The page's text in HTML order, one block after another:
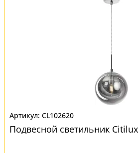
CL102620
Подвесной светильник